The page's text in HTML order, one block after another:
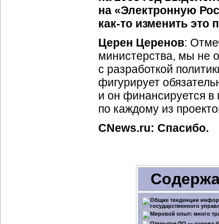
на «Электронную
как-то изменить это
Церен Церенов:
министерства, мы не
с разработкой
фигурирует
и он финансируется
по каждому из
CNews.ru: Спасибо.